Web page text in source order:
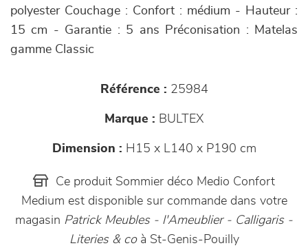
polyester Couchage : Confort : médium - Hauteur :
15 cm - Garantie : 5 ans Préconisation : Matelas
gamme Classic
Référence : 25984
Marque : BULTEX
Dimension : H15 x L140 x P190 cm
Ce produit Sommier déco Medio Confort
Medium est disponible sur commande dans votre
magasin Patrick Meubles - l'Ameublier - Calligaris -
Literies & coà St-Genis-Pouilly